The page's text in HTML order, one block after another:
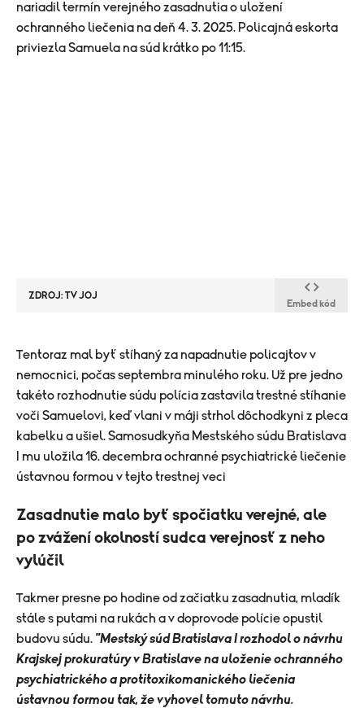
nariadil termín verejného zasadnutia o uložení
ochranného liečenia na deň 4. 3. 2025. Policajná eskorta
priviezla Samuela na súd krátko po 11:15.
ZDROJ: TV JOJ
Embed kód
Tentoraz mal byť stíhaný za napadnutie policajtov v
nemocnici, počas septembra minulého roku. Už pre jedno
takéto rozhodnutie súdu polícia zastavila trestné stíhanie
voči Samuelovi, keď vlani v máji strhol dôchodkyni z pleca
kabelku a ušiel. Samosudkyňa Mestského súdu Bratislava
I mu uložila 16. decembra ochranné psychiatrické liečenie
ústavnou formou v tejto trestnej veci
Zasadnutie malo byť spočiatku verejné, ale
po zvážení okolností sudca verejnosť z neho
vylúčil
Takmer presne po hodine od začiatku zasadnutia, mladík
stále s putami na rukách a v doprovode polície opustil
budovu súdu. "Mestský súd Bratislava I rozhodol o návrhu
Krajskej prokuratúry v Bratislave na uloženie ochranného
psychiatrického a protitoxikomanického liečenia
ústavnou formou tak, že vyhovel tomuto návrhu.